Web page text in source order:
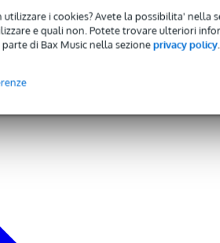
utilizzare i cookies? Avete la possibilita' nella
e quali non. Potete trovare ulteriori
di Bax Music nella sezioneprivacy policy.
80 mm